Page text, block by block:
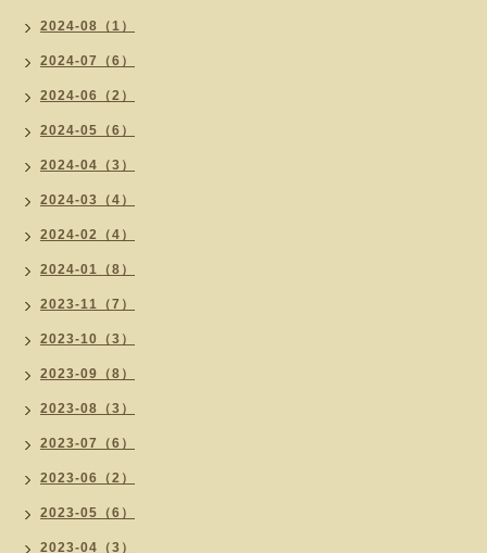
2024-08（1）
2024-07（6）
2024-06（2）
2024-05（6）
2024-04（3）
2024-03（4）
2024-02（4）
2024-01（8）
2023-11（7）
2023-10（3）
2023-09（8）
2023-08（3）
2023-07（6）
2023-06（2）
2023-05（6）
2023-04（3）